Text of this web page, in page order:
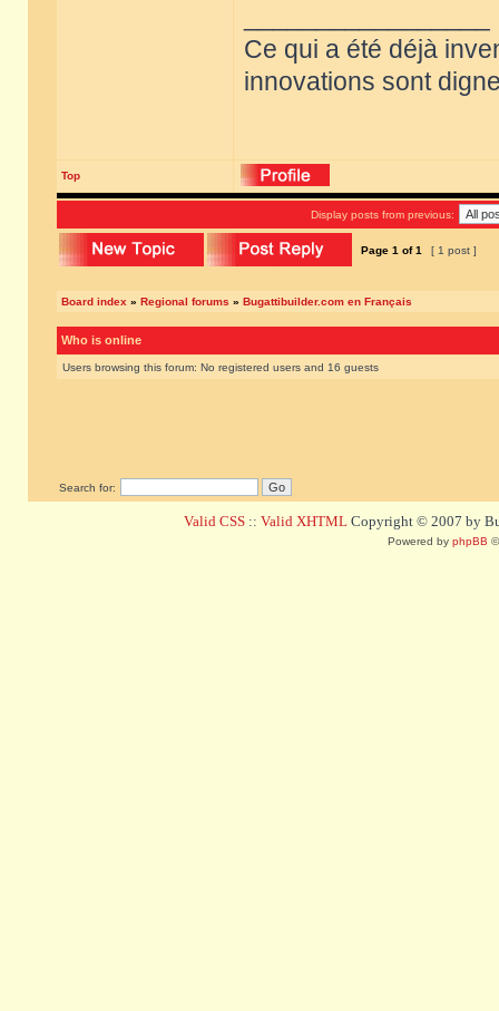
Ce qui a été déjà
innovations sont
Top
Display posts from previous:
Page 1 of1 [ 1 post ]
Board index » Regional forums » Bugattibuilder.com en Français
Who is online
Users browsing this forum: No registered users and 16 guests
Search for:
Valid CSS :: Valid XHTML Copyright © 2007 by
Powered by phpBB